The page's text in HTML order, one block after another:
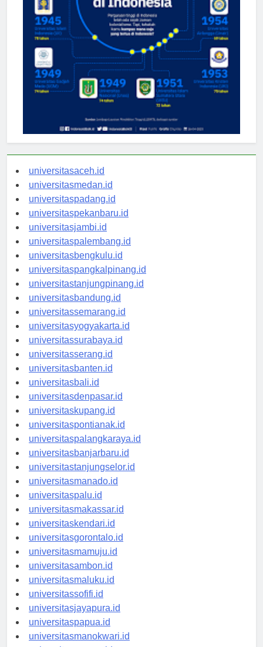
universitasaceh.id
universitasmedan.id
universitaspadang.id
universitaspekanbaru.id
universitasjambi.id
universitaspalembang.id
universitasbengkulu.id
universitaspangkalpinang.id
universitastanjungpinang.id
universitasbandung.id
universitassemarang.id
universitasyogyakarta.id
universitassurabaya.id
universitasserang.id
universitasbanten.id
universitasbali.id
universitasdenpasar.id
universitaskupang.id
universitaspontianak.id
universitaspalangkaraya.id
universitasbanjarbaru.id
universitastanjungselor.id
universitasmanado.id
universitaspalu.id
universitasmakassar.id
universitaskendari.id
universitasgorontalo.id
universitasmamuju.id
universitasambon.id
universitasmaluku.id
universitassofifi.id
universitasjayapura.id
universitaspapua.id